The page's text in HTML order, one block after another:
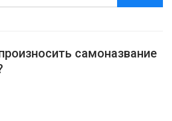
самоназвание